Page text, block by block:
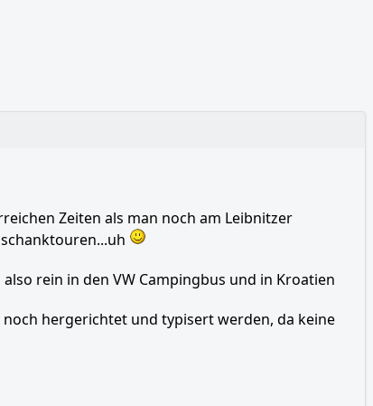
Zeiten als man noch am Leibnitzer
rein in den VW Campingbus und in Kroatien
noch hergerichtet und typisert werden, da keine